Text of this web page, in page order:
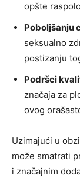
opšte
Poboljšanju
seksualno
postizanju
Podršci
značaja za
ovog
Uzimajući u
može smatrati
i značajnim